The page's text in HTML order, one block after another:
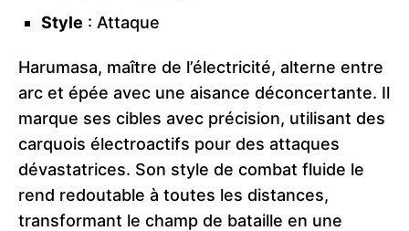
Style : Attaque
Harumasa, maître de l’électricité, alterne entre
arc et épée avec une aisance déconcertante. Il
marque ses cibles avec précision, utilisant des
carquois électroactifs pour des attaques
dévastatrices. Son style de combat fluide le
rend redoutable à toutes les distances,
transformant le champ de bataille en une